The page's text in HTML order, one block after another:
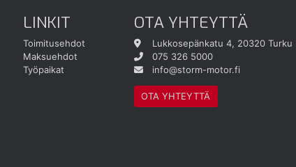
LINKIT
Toimitusehdot
Maksuehdot
Työpaikat
OTA YHTEYTTÄ
Lukkosepänkatu 4, 20320 Turku
075 326 5000
info@storm-motor.fi
OTA YHTEYTTÄ